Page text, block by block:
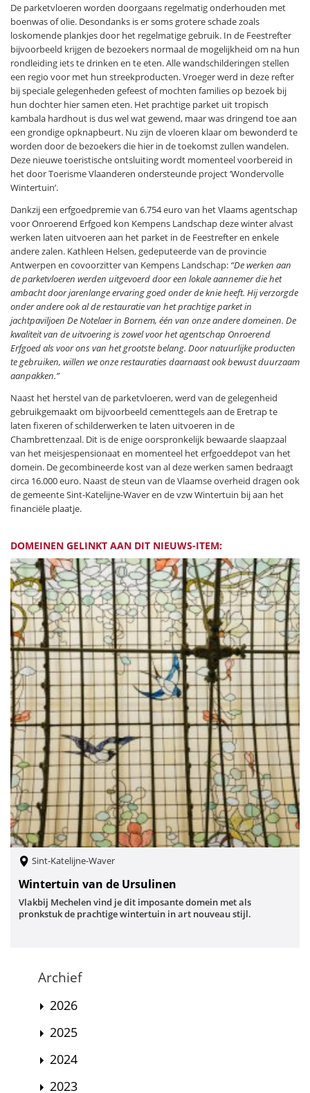
De parketvloeren worden doorgaans regelmatig onderhouden met
boenwas of olie. Desondanks is er soms grotere schade zoals
loskomende plankjes door het regelmatige gebruik. In de Feestrefter
bijvoorbeeld krijgen de bezoekers normaal de mogelijkheid om na hun
rondleiding iets te drinken en te eten. Alle wandschilderingen stellen
een regio voor met hun streekproducten. Vroeger werd in deze refter
bij speciale gelegenheden gefeest of mochten families op bezoek bij
hun dochter hier samen eten. Het prachtige parket uit tropisch
kambala hardhout is dus wel wat gewend, maar was dringend toe aan
een grondige opknapbeurt. Nu zijn de vloeren klaar om bewonderd te
worden door de bezoekers die hier in de toekomst zullen wandelen.
Deze nieuwe toeristische ontsluiting wordt momenteel voorbereid in
het door Toerisme Vlaanderen ondersteunde project ‘Wondervolle
Wintertuin’.
Dankzij een erfgoedpremie van 6.754 euro van het Vlaams agentschap
voor Onroerend Erfgoed kon Kempens Landschap deze winter alvast
werken laten uitvoeren aan het parket in de Feestrefter en enkele
andere zalen. Kathleen Helsen, gedeputeerde van de provincie
Antwerpen en covoorzitter van Kempens Landschap: “De werken aan
de parketvloeren werden uitgevoerd door een lokale aannemer die het
ambacht door jarenlange ervaring goed onder de knie heeft. Hij verzorgde
onder andere ook al de restauratie van het prachtige parket in
jachtpaviljoen De Notelaer in Bornem, één van onze andere domeinen. De
kwaliteit van de uitvoering is zowel voor het agentschap Onroerend
Erfgoed als voor ons van het grootste belang. Door natuurlijke producten
te gebruiken, willen we onze restauraties daarnaast ook bewust duurzaam
aanpakken.”
Naast het herstel van de parketvloeren, werd van de gelegenheid
gebruikgemaakt om bijvoorbeeld cementtegels aan de Eretrap te
laten fixeren of schilderwerken te laten uitvoeren in de
Chambrettenzaal. Dit is de enige oorspronkelijk bewaarde slaapzaal
van het meisjespensionaat en momenteel het erfgoeddepot van het
domein. De gecombineerde kost van al deze werken samen bedraagt
circa 16.000 euro. Naast de steun van de Vlaamse overheid dragen ook
de gemeente Sint-Katelijne-Waver en de vzw Wintertuin bij aan het
financiële plaatje.
DOMEINEN GELINKT AAN DIT NIEUWS-ITEM:
Sint-Katelijne-Waver
Wintertuin van de Ursulinen
Vlakbij Mechelen vind je dit imposante domein met als
pronkstuk de prachtige wintertuin in art nouveau stijl.
Archief
2026
2025
2024
2023